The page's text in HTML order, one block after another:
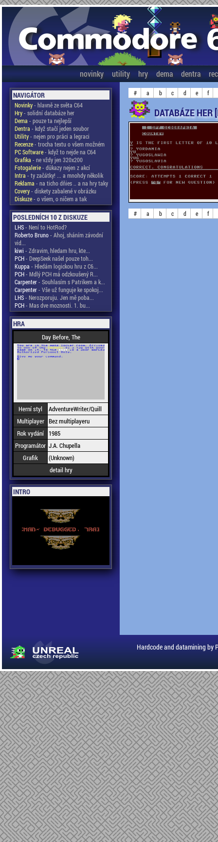
novinky utility hry dema dentra
NAVIGÁTOR
Novinky- hlavně ze světa C64
Hry- solidní databáze her
Dema - pouze ta nejlepší
Dentra - když stačí jeden soubor
Utility- nejen pro práci a legraci
Recenze- trocha textu o všem možném
PC Software- když to nejde na C64
Grafika - ne vždy jen 320x200
Fotogalerie- důkazy nejen z akcí
Intra - ty začátky! ... a mnohdy několik
Reklama - na ticho dňies .. a na hry taky
Covery- diskety zabalené v obrázku
Diskuze- o všem, o ničem a tak
POSLEDNÍCH 10 Z DISKUZE
LHS- Není to HotRod?
Roberto Bruno- Ahoj, sháním závodní
vid...
kiwi - Zdravim, hledam hru, kte...
PCH- DeepSeek našel pouze toh...
Kuppa - Hledám logickou hru z C6...
PCH- Mdlý PCH má odzkoušený R...
Carpenter- Souhlasím s Patrikem a k...
Carpenter- Vše už funguje ke spokoj...
LHS- Nerozporuju. Jen mě poba...
PCH- Mas dve moznosti. 1. bu...
HRA
Day Before, The
Herní styl
AdventureWriter/Quill
Multiplayer Bez multiplayeru
Rok vydání
1985
Programátor J.A. Chupella
Grafik
(Unknown)
detail hry
INTRO
# a b c d e f
DATABÁZE HER
# a b c d e f
Hardcode and datamining by